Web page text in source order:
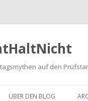
auf den
ÜBER DEN BLOG